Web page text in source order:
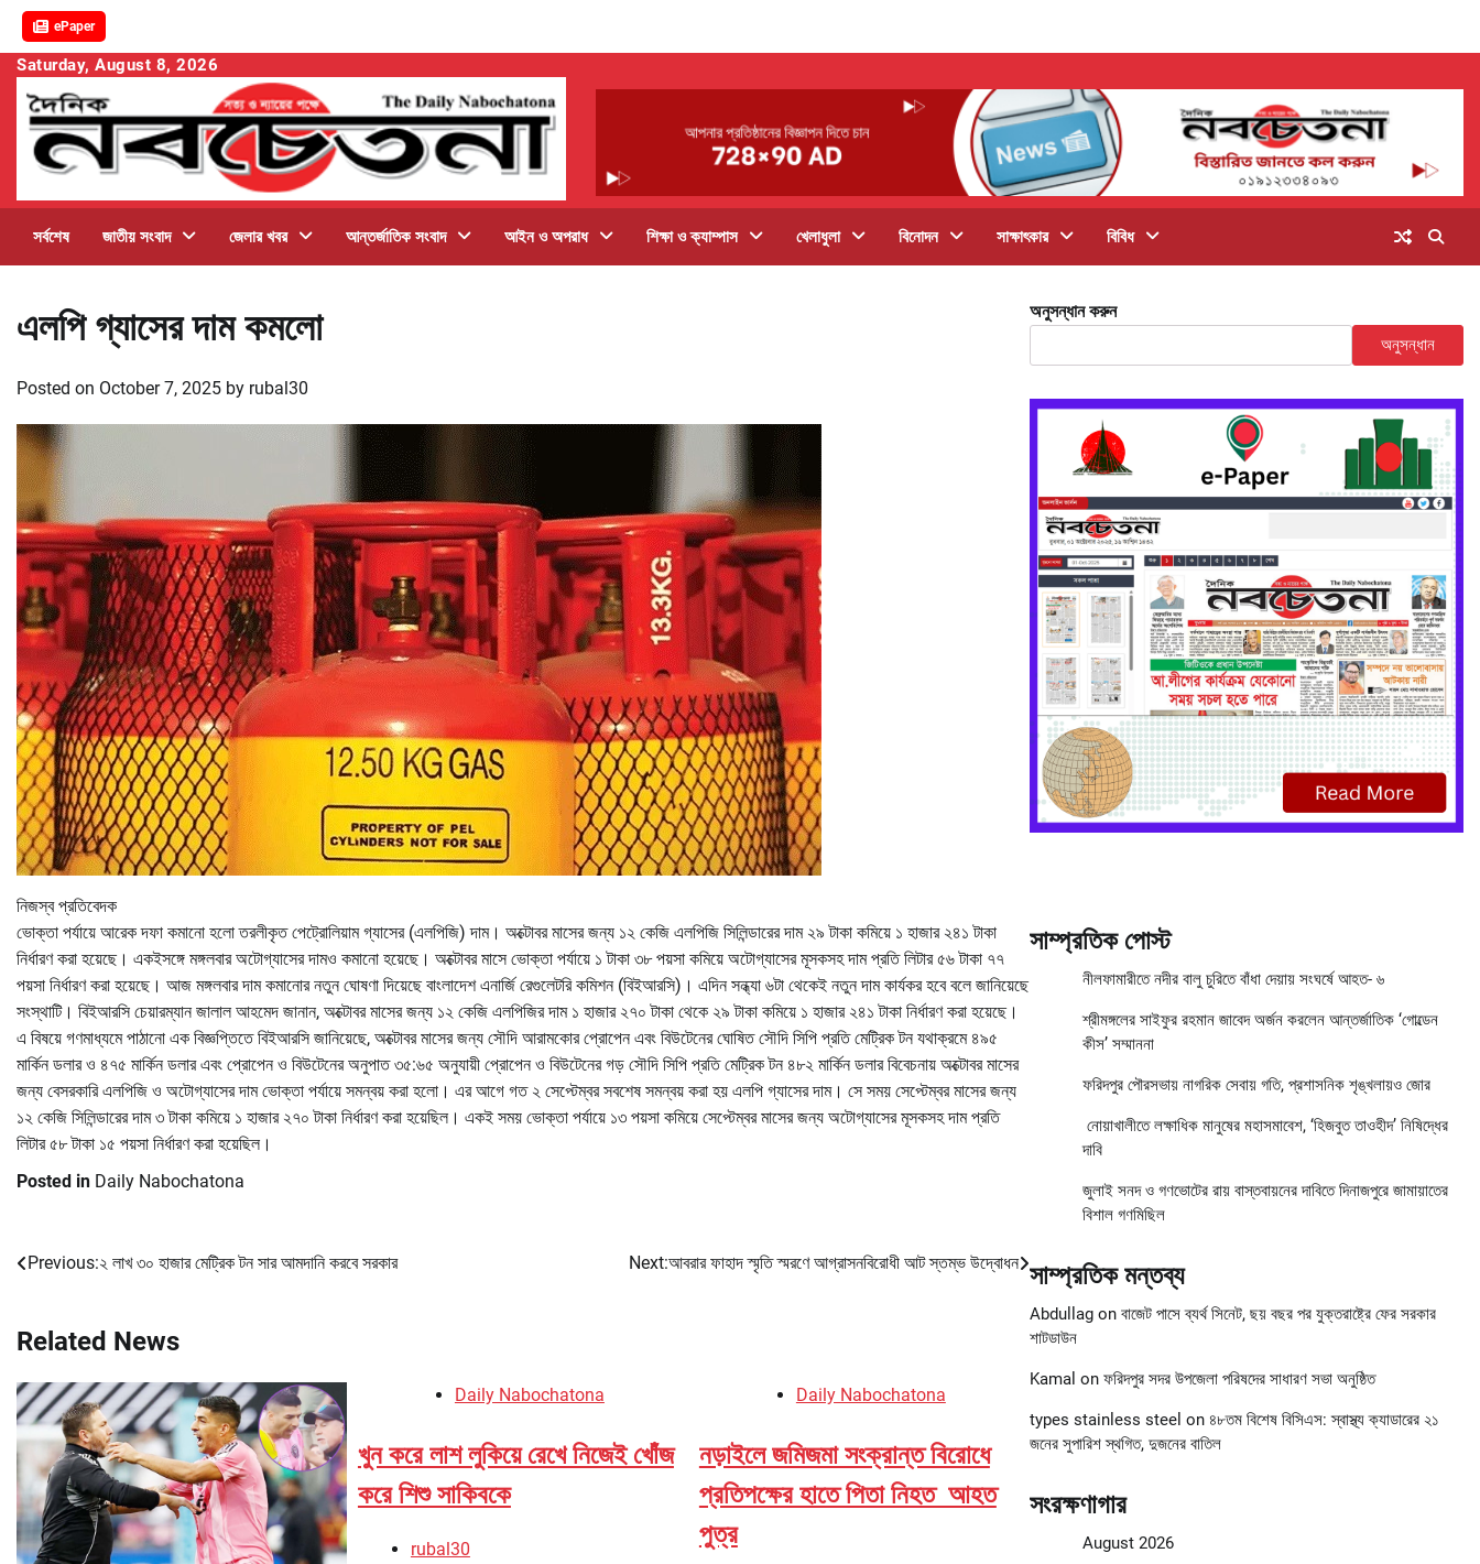
ePaper
Skip
content
Saturday, August 8, 2026
সর্বশেষ জাতীয় সংবাদ জেলার খবর আন্তর্জাতিক সংবাদ আইন ও অপরাধ শিক্ষা ও ক্যাম্পাস খেলাধুলা বিনোদন সাক্ষাৎকার বিবিধ
এলপি গ্যাসের দাম কমলো
Posted on October 7, 2025 by rubal30
নিজস্ব প্রতিবেদক
ভোক্তা পর্যায়ে আরেক দফা কমানো হলো তরলীকৃত পেট্রোলিয়াম গ্যাসের (এলপিজি) দাম। অক্টোবর মাসের জন্য ১২ কেজি এলপিজি সিলিন্ডারের দাম ২৯ টাকা কমিয়ে ১ হাজার ২৪১ টাকা
নির্ধারণ করা হয়েছে। একইসঙ্গে মঙ্গলবার অটোগ্যাসের দামও কমানো হয়েছে। অক্টোবর মাসে ভোক্তা পর্যায়ে ১ টাকা ৩৮ পয়সা কমিয়ে অটোগ্যাসের মূসকসহ দাম প্রতি লিটার ৫৬ টাকা ৭৭
পয়সা নির্ধারণ করা হয়েছে। আজ মঙ্গলবার দাম কমানোর নতুন ঘোষণা দিয়েছে বাংলাদেশ এনার্জি রেগুলেটরি কমিশন (বিইআরসি)। এদিন সন্ধ্যা ৬টা থেকেই নতুন দাম কার্যকর হবে বলে জানিয়েছে
সংস্থাটি। বিইআরসি চেয়ারম্যান জালাল আহমেদ জানান, অক্টোবর মাসের জন্য ১২ কেজি এলপিজির দাম ১ হাজার ২৭০ টাকা থেকে ২৯ টাকা কমিয়ে ১ হাজার ২৪১ টাকা নির্ধারণ করা হয়েছে।
এ বিষয়ে গণমাধ্যমে পাঠানো এক বিজ্ঞপ্তিতে বিইআরসি জানিয়েছে, অক্টোবর মাসের জন্য সৌদি আরামকোর প্রোপেন এবং বিউটেনের ঘোষিত সৌদি সিপি প্রতি মেট্রিক টন যথাক্রমে ৪৯৫
মার্কিন ডলার ও ৪৭৫ মার্কিন ডলার এবং প্রোপেন ও বিউটেনের অনুপাত ৩৫:৬৫ অনুযায়ী প্রোপেন ও বিউটেনের গড় সৌদি সিপি প্রতি মেট্রিক টন ৪৮২ মার্কিন ডলার বিবেচনায় অক্টোবর মাসের
জন্য বেসরকারি এলপিজি ও অটোগ্যাসের দাম ভোক্তা পর্যায়ে সমন্বয় করা হলো। এর আগে গত ২ সেপ্টেম্বর সবশেষ সমন্বয় করা হয় এলপি গ্যাসের দাম। সে সময় সেপ্টেম্বর মাসের জন্য
১২ কেজি সিলিন্ডারের দাম ৩ টাকা কমিয়ে ১ হাজার ২৭০ টাকা নির্ধারণ করা হয়েছিল। একই সময় ভোক্তা পর্যায়ে ১৩ পয়সা কমিয়ে সেপ্টেম্বর মাসের জন্য অটোগ্যাসের মূসকসহ দাম প্রতি
লিটার ৫৮ টাকা ১৫ পয়সা নির্ধারণ করা হয়েছিল।
Posted in Daily Nabochatona
Post
Previous:২ লাখ ৩০ হাজার মেট্রিক টন সার আমদানি করবে সরকার Next:আবরার ফাহাদ স্মৃতি স্মরণে আগ্রাসনবিরোধী আট স্তম্ভ উদ্বোধন
Related News
Daily Nabochatona
খুন করে লাশ লুকিয়ে রেখে নিজেই খোঁজ
করে শিশু সাকিবকে
rubal30
Daily Nabochatona
নড়াইলে জমিজমা সংক্রান্ত বিরোধে
প্রতিপক্ষের হাতে পিতা নিহত আহত
পুত্র
অনুসন্ধান করুন
অনুসন্ধান
সাম্প্রতিক পোস্ট
নীলফামারীতে নদীর বালু চুরিতে বাঁধা দেয়ায় সংঘর্ষে আহত- ৬
শ্রীমঙ্গলের সাইফুর রহমান জাবেদ অর্জন করলেন আন্তর্জাতিক ‘গোল্ডেন
কীস’ সম্মাননা
ফরিদপুর পৌরসভায় নাগরিক সেবায় গতি, প্রশাসনিক শৃঙ্খলায়ও জোর
নোয়াখালীতে লক্ষাধিক মানুষের মহাসমাবেশ, ‘হিজবুত তাওহীদ’ নিষিদ্ধের
দাবি
জুলাই সনদ ও গণভোটের রায় বাস্তবায়নের দাবিতে দিনাজপুরে জামায়াতের
বিশাল গণমিছিল
সাম্প্রতিক মন্তব্য
Abdullagon বাজেট পাসে ব্যর্থ সিনেট, ছয় বছর পর যুক্তরাষ্ট্রে ফের সরকার
শাটডাউন
Kamal on ফরিদপুর সদর উপজেলা পরিষদের সাধারণ সভা অনুষ্ঠিত
types stainless steel on ৪৮তম বিশেষ বিসিএস: স্বাস্থ্য ক্যাডারের ২১
জনের সুপারিশ স্থগিত, দুজনের বাতিল
সংরক্ষণাগার
August 2026